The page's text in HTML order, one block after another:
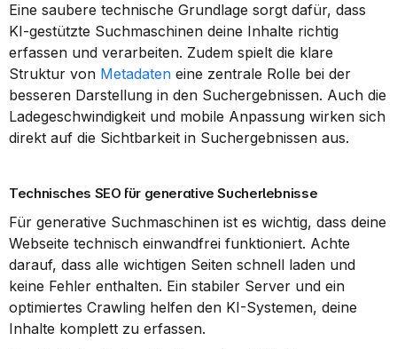
Eine saubere technische Grundlage sorgt dafür, dass
KI-gestützte Suchmaschinen deine Inhalte richtig
erfassen und verarbeiten. Zudem spielt die klare
Struktur von Metadaten eine zentrale Rolle bei der
besseren Darstellung in den Suchergebnissen. Auch die
Ladegeschwindigkeit und mobile Anpassung wirken sich
direkt auf die Sichtbarkeit in Suchergebnissen aus.
Technisches SEO für generative Sucherlebnisse
Für generative Suchmaschinen ist es wichtig, dass deine
Webseite technisch einwandfrei funktioniert. Achte
darauf, dass alle wichtigen Seiten schnell laden und
keine Fehler enthalten. Ein stabiler Server und ein
optimiertes Crawling helfen den KI-Systemen, deine
Inhalte komplett zu erfassen.